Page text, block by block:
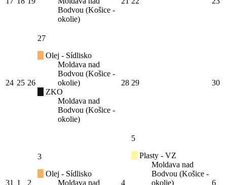
Bodvou (Košice -
okolie)
24 25 26
27
Olej - Sídlisko
Moldava nad
Bodvou (Košice -
okolie)
ZKO
Moldava nad
Bodvou (Košice -
okolie)
28 29 30
31 1 2
3
Olej - Sídlisko
Moldava nad
4
5
Plasty - VZ
Moldava nad
Bodvou (Košice -
okolie)
6